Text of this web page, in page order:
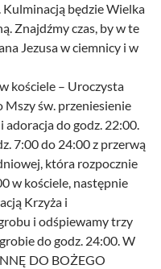
będzie Wielka
Znajdźmy czas, by w te
Jezusa w ciemnicy i w
kościele – Uroczysta
Mszy św. przeniesienie
adoracja do godz. 22:00.
7:00 do 24:00 z przerwą
która rozpocznie
w kościele, następnie
Krzyża i
i odśpiewamy trzy
do godz. 24:00. W
DO BOŻEGO